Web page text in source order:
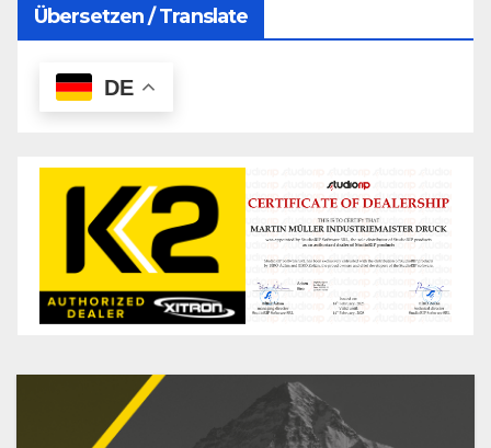
Übersetzen / Translate
DE